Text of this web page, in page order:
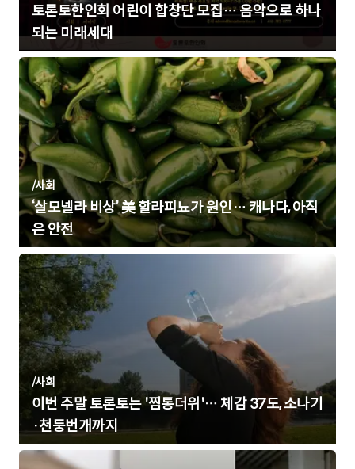
토론토한인회 어린이 합창단 모집… 음악으로 하나
되는 미래세대
/사회
‘살모넬라 비상’ 美 할라피뇨가 원인… 캐나다, 아직
은 안전
/사회
이번 주말 토론토는 '찜통더위'… 체감 37도, 소나기
·천둥번개까지